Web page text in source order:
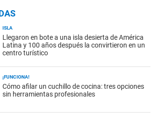
ISLA
Llegaron en bote a una isla desierta de América
Latina y 100 años después la convirtieron en un
centro turístico
¡FUNCIONA!
Cómo afilar un cuchillo de cocina: tres opciones
sin herramientas profesionales